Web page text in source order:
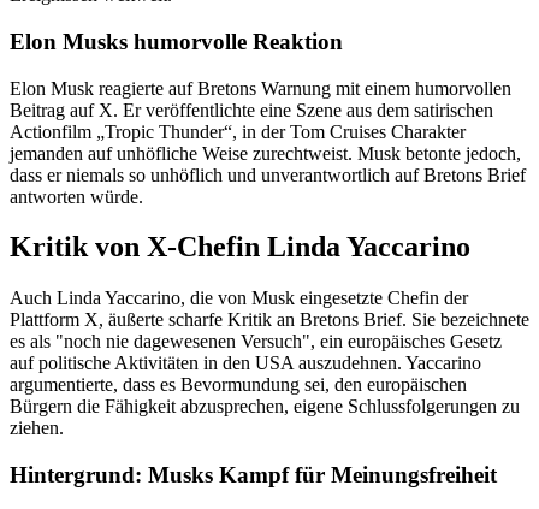
Elon Musks humorvolle Reaktion
Elon Musk reagierte auf Bretons Warnung mit einem humorvollen
Beitrag auf X. Er veröffentlichte eine Szene aus dem satirischen
Actionfilm „Tropic Thunder“, in der Tom Cruises Charakter
jemanden auf unhöfliche Weise zurechtweist. Musk betonte jedoch,
dass er niemals so unhöflich und unverantwortlich auf Bretons Brief
antworten würde.
Kritik von X-Chefin Linda Yaccarino
Auch Linda Yaccarino, die von Musk eingesetzte Chefin der
Plattform X, äußerte scharfe Kritik an Bretons Brief. Sie bezeichnete
es als "noch nie dagewesenen Versuch", ein europäisches Gesetz
auf politische Aktivitäten in den USA auszudehnen. Yaccarino
argumentierte, dass es Bevormundung sei, den europäischen
Bürgern die Fähigkeit abzusprechen, eigene Schlussfolgerungen zu
ziehen.
Hintergrund: Musks Kampf für Meinungsfreiheit